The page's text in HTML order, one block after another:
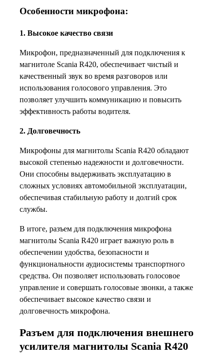
Особенности микрофона:
1. Высокое качество связи
Микрофон, предназначенный для подключения к
магнитоле Scania R420, обеспечивает чистый и
качественный звук во время разговоров или
использования голосового управления. Это
позволяет улучшить коммуникацию и повысить
эффективность работы водителя.
2. Долговечность
Микрофоны для магнитолы Scania R420 обладают
высокой степенью надежности и долговечности.
Они способны выдерживать эксплуатацию в
сложных условиях автомобильной эксплуатации,
обеспечивая стабильную работу и долгий срок
службы.
В итоге, разъем для подключения микрофона
магнитолы Scania R420 играет важную роль в
обеспечении удобства, безопасности и
функциональности аудиосистемы транспортного
средства. Он позволяет использовать голосовое
управление и совершать голосовые звонки, а также
обеспечивает высокое качество связи и
долговечность микрофона.
Разъем для подключения внешнего
усилителя магнитолы Scania R420